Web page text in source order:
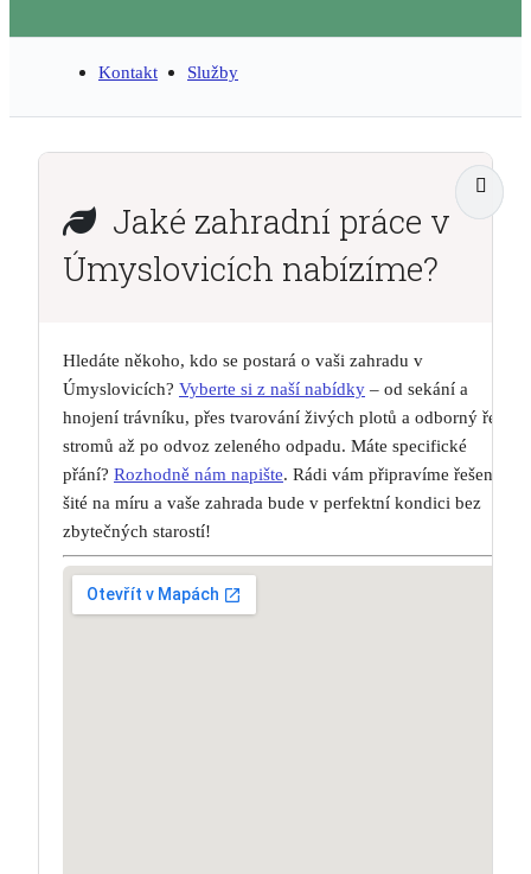
Kontakt Služby
Jaké zahradní práce v
Úmyslovicích nabízíme?
Hledáte někoho, kdo se postará o vaši zahradu v
Úmyslovicích? Vyberte si z naší nabídky – od sekání a
hnojení trávníku, přes tvarování živých plotů a odborný řez
stromů až po odvoz zeleného odpadu. Máte specifické
přání? Rozhodně nám napište. Rádi vám připravíme řešení
šité na míru a vaše zahrada bude v perfektní kondici bez
zbytečných starostí!